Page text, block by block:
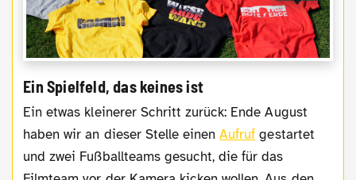
Ein Spielfeld, das keines ist
Ein etwas kleinerer Schritt zurück: Ende August
haben wir an dieser Stelle einenAufruf gestartet
und zwei Fußballteams gesucht, die für das